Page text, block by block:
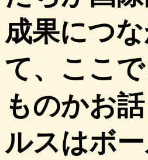
成果につ
て、ここ
ものかお
ルスはボ